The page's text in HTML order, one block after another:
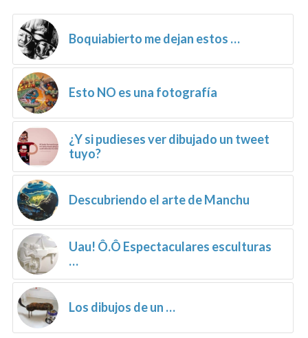
Boquiabierto me dejan estos …
Esto NO es una fotografía
¿Y si pudieses ver dibujado un tweet
tuyo?
Descubriendo el arte de Manchu
Uau! Ô.Ô Espectaculares esculturas
…
Los dibujos de un …